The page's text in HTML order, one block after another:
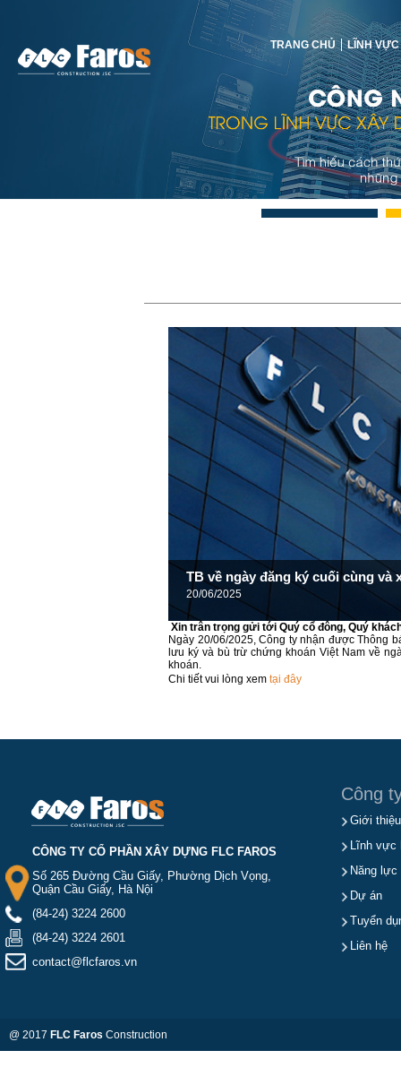
TRANG CHỦ LĨNH
TB về ngày đăng ký cuối cùng
20/06/2025
Xin trân trọng gửi tới Quý cổ đông, Quý
Ngày 20/06/2025, Công ty nhận được Thông
lưu ký và bù trừ chứng khoán Việt Nam về
khoán.
Chi tiết vui lòng xem tại đây
CÔNG TY CỔ PHẦN XÂY DỰNG FLC FAROS
Số 265 Đường Cầu Giấy, Phường Dịch Vọng,
Quận Cầu Giấy, Hà Nội
(84-24) 3224 2600
(84-24) 3224 2601
contact@flcfaros.vn
Công
Giới thiệu
Lĩnh vực
Năng lực
Dự án
Tuyển
Liên hệ
@ 2017 FLC Faros Construction